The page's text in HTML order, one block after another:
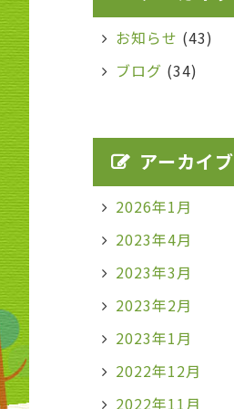
お知らせ (43)
ブログ (34)
アーカイブ
2026年1月
2023年4月
2023年3月
2023年2月
2023年1月
2022年12月
2022年11月